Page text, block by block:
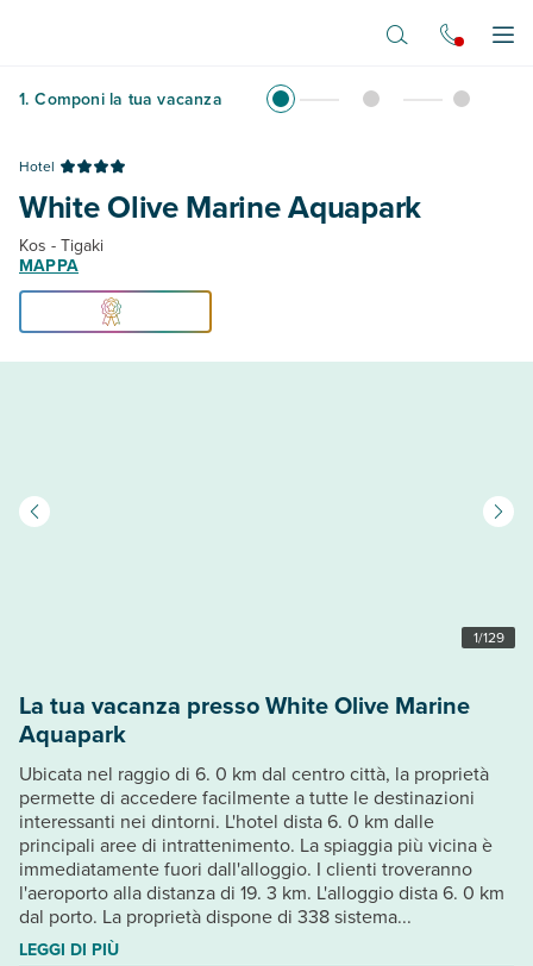
1. Componi la tua vacanza
Hotel
White Olive Marine Aquapark
Kos - Tigaki
MAPPA
1/129
La tua vacanza presso White Olive Marine
Aquapark
Ubicata nel raggio di 6. 0 km dal centro città, la proprietà
permette di accedere facilmente a tutte le destinazioni
interessanti nei dintorni. L'hotel dista 6. 0 km dalle
principali aree di intrattenimento. La spiaggia più vicina è
immediatamente fuori dall'alloggio. I clienti troveranno
l'aeroporto alla distanza di 19. 3 km. L'alloggio dista 6. 0 km
dal porto. La proprietà dispone di 338 sistema...
LEGGI DI PIÙ